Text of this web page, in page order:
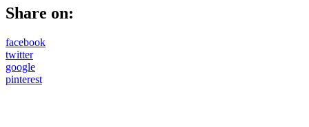
Share on:
facebook
twitter
google
pinterest